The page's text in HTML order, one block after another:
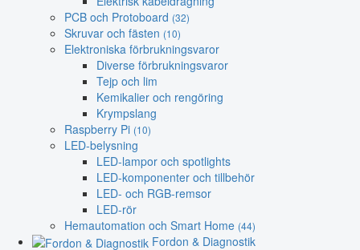
PCB och Protoboard (32)
Skruvar och fästen (10)
Elektroniska förbrukningsvaror
Diverse förbrukningsvaror
Tejp och lim
Kemikalier och rengöring
Krympslang
Raspberry Pi (10)
LED-belysning
LED-lampor och spotlights
LED-komponenter och tillbehör
LED- och RGB-remsor
LED-rör
Hemautomation och Smart Home (44)
Fordon & Diagnostik